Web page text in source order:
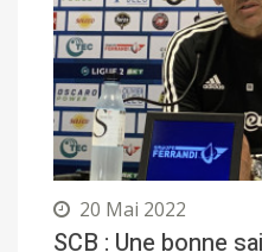
20 Mai 2022
SCB : Une bonne